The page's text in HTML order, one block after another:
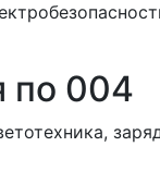
по 004